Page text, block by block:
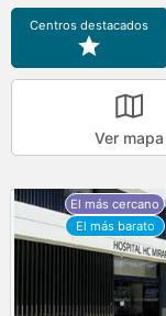
Centros destacados
Ver mapa